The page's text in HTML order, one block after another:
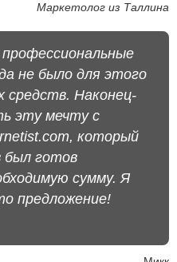
Маркетолог из Таллина
не было для этого
средств. Наконец-
эту мечту с
который
был готов
сумму. Я
предложение!